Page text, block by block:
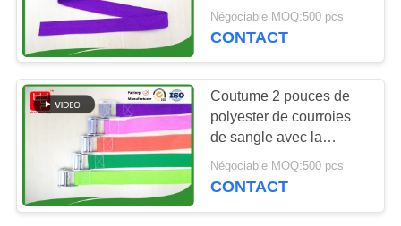
Le double a
dégrossi crochet et
petit pain de boucle
11
qui respecte
l'environnement
Négociable MOQ:500 pcs
CONTACT
Coutume 2 pouces de
polyester de courroies
de sangle avec la
boucle de came
Négociable MOQ:500 pcs
CONTACT